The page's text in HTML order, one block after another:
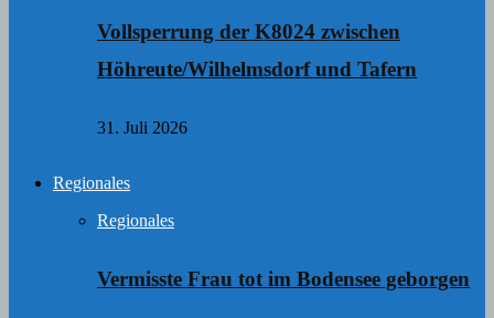
Vollsperrung der K8024 zwischen
Höhreute/Wilhelmsdorf und Tafern
31. Juli 2026
Regionales
Regionales
Vermisste Frau tot im Bodensee geborgen